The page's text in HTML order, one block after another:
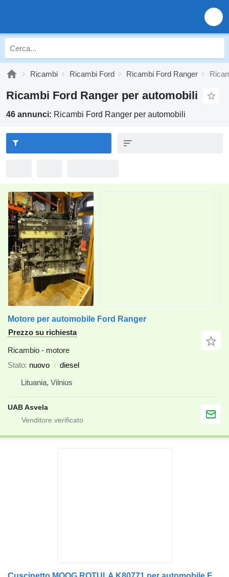
Ricambi Ricambi Ford Ricambi Ford Ranger
Ricambi Ford Ranger per automobili
46 annunci: Ricambi Ford Ranger per automobili
Motore per automobile Ford Ranger
Prezzo su richiesta
Ricambio - motore
Stato nuovo
diesel
Lituania, Vilnius
UAB Asvela